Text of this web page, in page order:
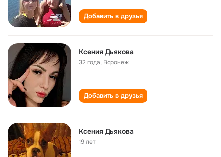
Добавить в друзья
Ксения Дьякова
32 года, Воронеж
Добавить в друзья
Ксения Дьякова
19 лет